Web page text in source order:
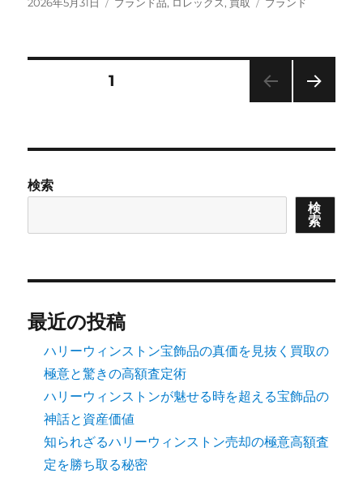
2026年5月31日 ブランド品, ロレックス, 買取 ブランド
の
ペ
ー
ジ
送
り
固定ページ1
検索
検
索
最近の投稿
ハリーウィンストン宝飾品の真価を見抜く買取の
極意と驚きの高額査定術
ハリーウィンストンが魅せる時を超える宝飾品の
神話と資産価値
知られざるハリーウィンストン売却の極意高額査
定を勝ち取る秘密